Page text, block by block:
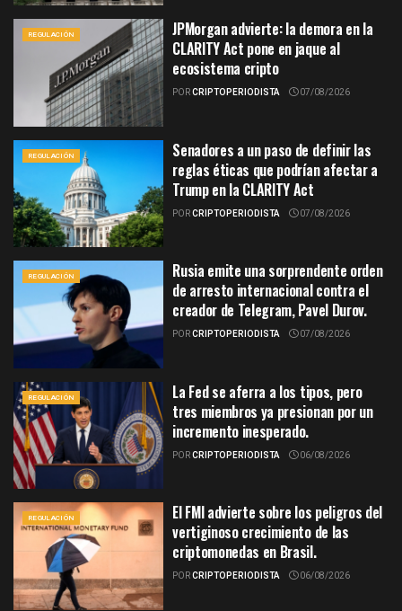
REGULACIÓN
JPMorgan advierte: la demora en la
CLARITY Act pone en jaque al
ecosistema cripto
PORCRIPTOPERIODISTA 07/08/2026
REGULACIÓN
Senadores a un paso de definir las
reglas éticas que podrían afectar a
Trump en la CLARITY Act
PORCRIPTOPERIODISTA 07/08/2026
REGULACIÓN
Rusia emite una sorprendente orden
de arresto internacional contra el
creador de Telegram, Pavel Durov.
PORCRIPTOPERIODISTA 07/08/2026
REGULACIÓN
La Fed se aferra a los tipos, pero
tres miembros ya presionan por un
incremento inesperado.
PORCRIPTOPERIODISTA 06/08/2026
REGULACIÓN
El FMI advierte sobre los peligros del
vertiginoso crecimiento de las
criptomonedas en Brasil.
PORCRIPTOPERIODISTA 06/08/2026